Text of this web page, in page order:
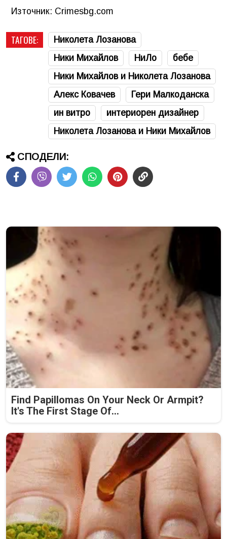
Източник: Crimesbg.com
ТАГОВЕ:
Николета Лозанова
Ники Михайлов
НиЛо
бебе
Ники Михайлов и Николета Лозанова
Алекс Ковачев
Гери Малкоданска
ин витро
интериорен дизайнер
Николета Лозанова и Ники Михайлов
СПОДЕЛИ:
Find Papillomas On Your Neck Or Armpit?
It's The First Stage Of...